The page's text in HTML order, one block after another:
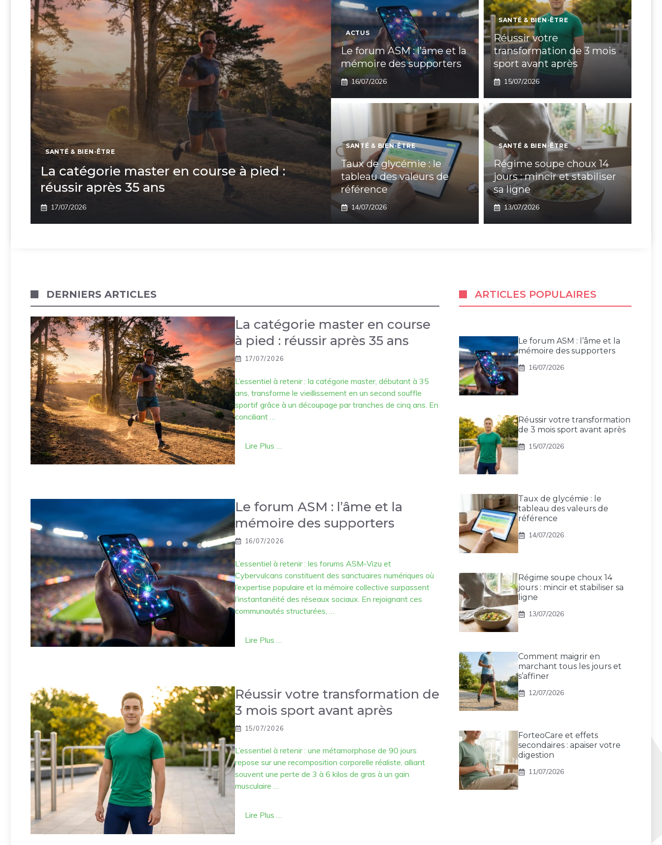
SANTÉ & BIEN-ÊTRE
La catégorie master en course à pied :
réussir après 35 ans
17/07/2026
ACTUS
Le forum ASM : l’âme et la
mémoire des supporters
16/07/2026
SANTÉ & BIEN-ÊTRE
Réussir votre
transformation de 3 mois
sport avant après
15/07/2026
SANTÉ & BIEN-ÊTRE
Taux de glycémie : le
tableau des valeurs de
référence
14/07/2026
SANTÉ & BIEN-ÊTRE
Régime soupe choux 14
jours : mincir et stabiliser
sa ligne
13/07/2026
DERNIERS ARTICLES
La catégorie master en course
à pied : réussir après 35 ans
17/07/2026
L’essentiel à retenir : la catégorie master, débutant à 35
ans, transforme le vieillissement en un second souffle
sportif grâce à un découpage par tranches de cinq ans. En
conciliant …
Lire Plus …
Le forum ASM : l’âme et la
mémoire des supporters
16/07/2026
L’essentiel à retenir : les forums ASM-Vizu et
Cybervulcans constituent des sanctuaires numériques où
l’expertise populaire et la mémoire collective surpassent
l’instantanéité des réseaux sociaux. En rejoignant ces
communautés structurées, …
Lire Plus …
Réussir votre transformation de
3 mois sport avant après
15/07/2026
L’essentiel à retenir : une métamorphose de 90 jours
repose sur une recomposition corporelle réaliste, alliant
souvent une perte de 3 à 6 kilos de gras à un gain
musculaire …
Lire Plus …
ARTICLES POPULAIRES
Le forum ASM : l’âme et la
mémoire des supporters
16/07/2026
Réussir votre transformation
de 3 mois sport avant après
15/07/2026
Taux de glycémie : le
tableau des valeurs de
référence
14/07/2026
Régime soupe choux 14
jours : mincir et stabiliser sa
ligne
13/07/2026
Comment maigrir en
marchant tous les jours et
s’affiner
12/07/2026
ForteoCare et effets
secondaires : apaiser votre
digestion
11/07/2026